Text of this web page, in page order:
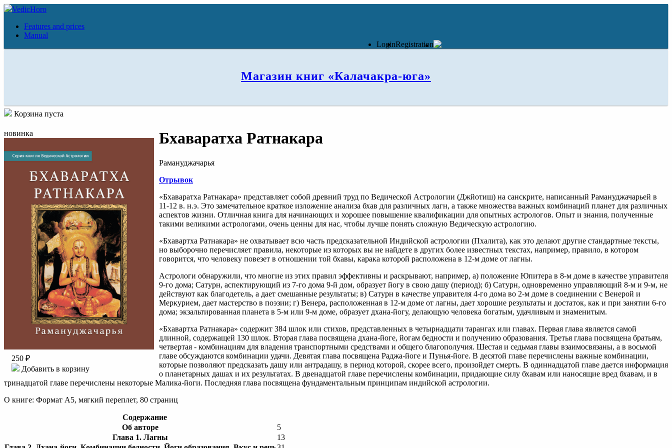
VedicHoro
Features and prices
Manual
Registration
Login
Магазин книг «Калачакра-юга»
Корзина пуста
новинка
250 ₽
Добавить в корзину
Бхаваратха Ратнакара
Рамануджачарья
Отрывок
«Бхаваратха Ратнакара» представляет собой древний труд по Ведической Астрологии (Джйотиш) на санскрите, написанный Рамануджачарьей в
11-12 в. н.э. Это замечательное краткое изложение анализа бхав для различных лагн, а также множества важных комбинаций планет для различных
аспектов жизни. Отличная книга для начинающих и хорошее повышение квалификации для опытных астрологов. Опыт и знания, полученные
такими великими астрологами, очень ценны для нас, чтобы лучше понять сложную Ведическую астрологию.
«Бхавартха Ратнакара» не охватывает всю часть предсказательной Индийской астрологии (Пхалита), как это делают другие стандартные тексты,
но выборочно перечисляет правила, некоторые из которых вы не найдете в других более известных текстах, например, правило, в котором
говорится, что человеку повезет в отношении той бхавы, карака которой расположена в 12-м доме от лагны.
Астрологи обнаружили, что многие из этих правил эффективны и раскрывают, например, а) положение Юпитера в 8-м доме в качестве управителя
9-го дома; Сатурн, аспектирующий из 7-го дома 9-й дом, образует йогу в свою дашу (период); б) Сатурн, одновременно управляющий 8-м и 9-м, не
действуют как благодетель, а дает смешанные результаты; в) Сатурн в качестве управителя 4-го дома во 2-м доме в соединении с Венерой и
Меркурием, дает мастерство в поэзии; г) Венера, расположенная в 12-м доме от лагны, дает хорошие результаты и достаток, как и при занятии 6-го
дома; экзальтированная планета в 5-м или 9-м доме, образует дхана-йогу, делающую человека богатым, удачливым и знаменитым.
«Бхавартха Ратнакара» содержит 384 шлок или стихов, представленных в четырнадцати тарангах или главах. Первая глава является самой
длинной, содержащей 130 шлок. Вторая глава посвящена дхана-йоге, йогам бедности и получению образования. Третья глава посвящена братьям,
четвертая - комбинациям для владения транспортными средствами и общего благополучия. Шестая и седьмая главы взаимосвязаны, а в восьмой
главе обсуждаются комбинации удачи. Девятая глава посвящена Раджа-йоге и Пунья-йоге. В десятой главе перечислены важные комбинации,
которые позволяют предсказать дашу или антрадашу, в период которой, скорее всего, произойдет смерть. В одиннадцатой главе дается информация
о планетарных дашах и их результатах. В двенадцатой главе перечислены комбинации, придающие силу бхавам или наносящие вред бхавам, и в
тринадцатой главе перечислены некоторые Малика-йоги. Последняя глава посвящена фундаментальным принципам индийской астрологии.
О книге: Формат A5, мягкий переплет, 80 страниц
Содержание
Об авторе
5
Глава 1. Лагны
13